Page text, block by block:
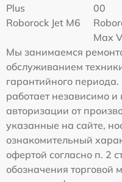
Plus
00
Roborock Jet M6
Max
Мы занимаемся
обслуживанием
гарантийного
работает независимо
авторизации от
указанные на сайте,
ознакомительный
офертой согласно п. 2
обозначения торговой